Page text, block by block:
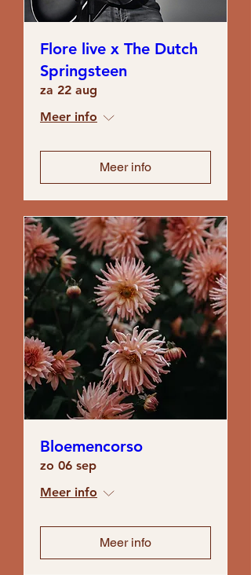
Flore live x The Dutch
Springsteen
za 22 aug
Meer info
Meer info
Bloemencorso
zo 06 sep
Meer info
Meer info